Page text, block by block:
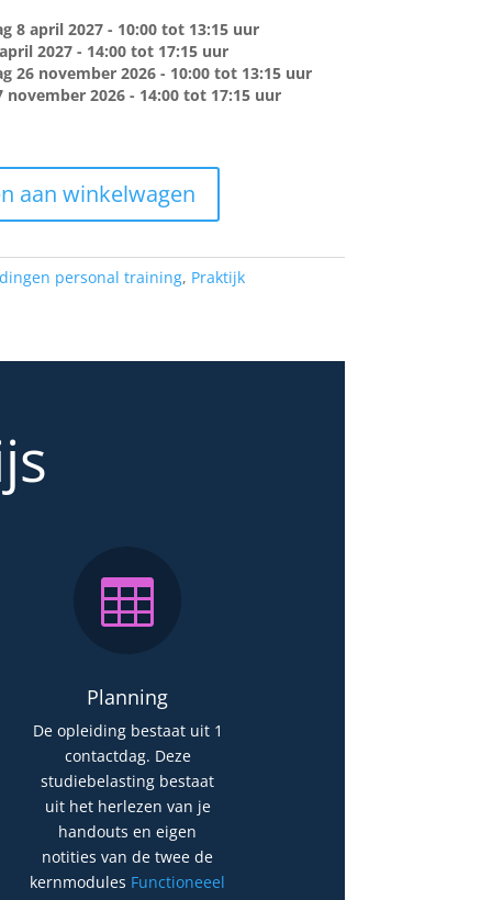
8 april 2027 - 10:00 tot 13:15 uur
2027 - 14:00 tot 17:15 uur
26 november 2026 - 10:00 tot 13:15 uur
november 2026 - 14:00 tot 17:15 uur
aan winkelwagen
personal training, Praktijk

Planning
De opleiding bestaat uit 1
contactdag. Deze
studiebelasting bestaat
uit het herlezen van je
handouts en eigen
notities van de twee de
kernmodules Functioneeel